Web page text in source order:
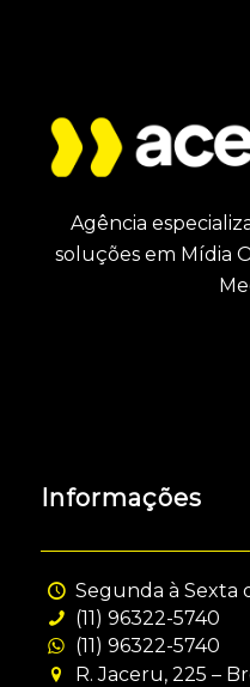
Agência
soluções em Mídia
Informações
Segunda à Sexta
(11) 96322-5740
(11) 96322-5740
R. Jaceru, 225 –